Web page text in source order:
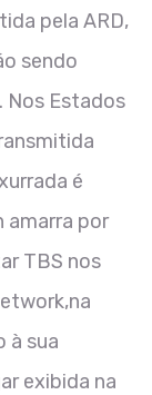
pela ARD,
sendo
Nos Estados
é
amarra por
TBS nos
à sua
exibida na